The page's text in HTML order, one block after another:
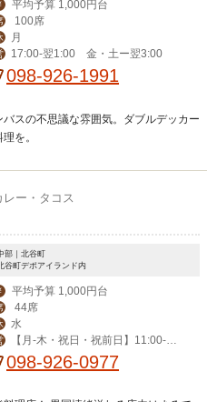
平均予算 1,000円台
100席
月
17:00-翌1:00 金・土ー翌3:00
098-926-1991
スの不思議な雰囲気。ダブルデッカー
を。
ー・タコス
部｜北谷町
谷町デポアイランド内
平均予算 1,000円台
44席
水
【月-木・祝日・祝前日】11:00-2
【金・土】11:00-21:00
098-926-0977